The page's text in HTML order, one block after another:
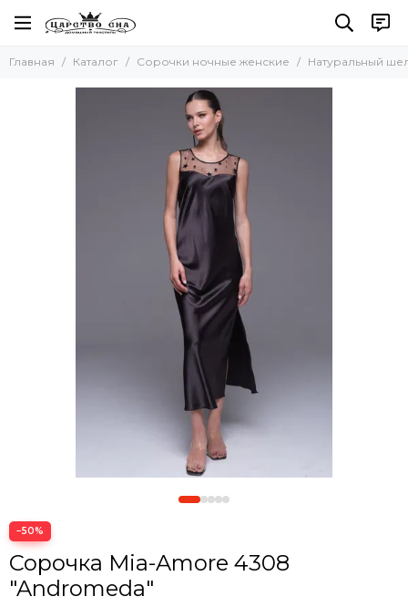
Сорочки ночные женские
Главная Каталог Сорочки ночные женские Натуральный
−50%
Сорочка Mia-Amore 4308
"Andromeda"